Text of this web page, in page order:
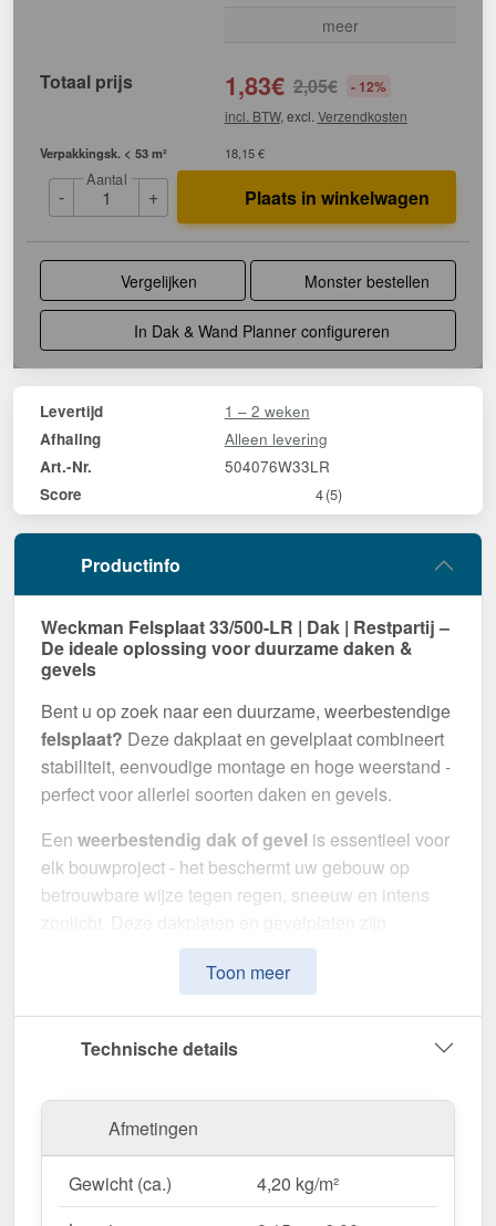
meer
Totaal prijs 1,83€ 2,05€ - 12%
incl. BTW, excl. Verzendkosten
Verpakkingsk. < 53 m² 18,15 €
-
Aantal
+ Plaats in winkelwagen
Vergelijken Monster bestellen
In Dak & Wand Planner configureren
Levertijd 1 – 2 weken
Afhaling Alleen levering
Art.-Nr. 504076W33LR
Score 4(5)
Productinfo
Weckman Felsplaat 33/500-LR | Dak | Restpartij –
De ideale oplossing voor duurzame daken &
gevels
Bent u op zoek naar een duurzame, weerbestendige
felsplaat? Deze dakplaat en gevelplaat combineert
stabiliteit, eenvoudige montage en hoge weerstand -
perfect voor allerlei soorten daken en gevels.
Een weerbestendig dak of gevel is essentieel voor
elk bouwproject - het beschermt uw gebouw op
betrouwbare wijze tegen regen, sneeuw en intens
speciaal ontwikkeld om eenrobuuste en duurzame
dak- & wandoplossingte bieden. Het maakt indruk
mm, biedt het een robuuste dak- en wandoplossing.
plaatbreedte van 54,8 cm
werkende breedte van 50 cmmaken een snelle en
efficiënte montage mogelijk. Dankzij de
Toon meer
Technische details
Afmetingen
Gewicht (ca.)
4,20 kg/m²